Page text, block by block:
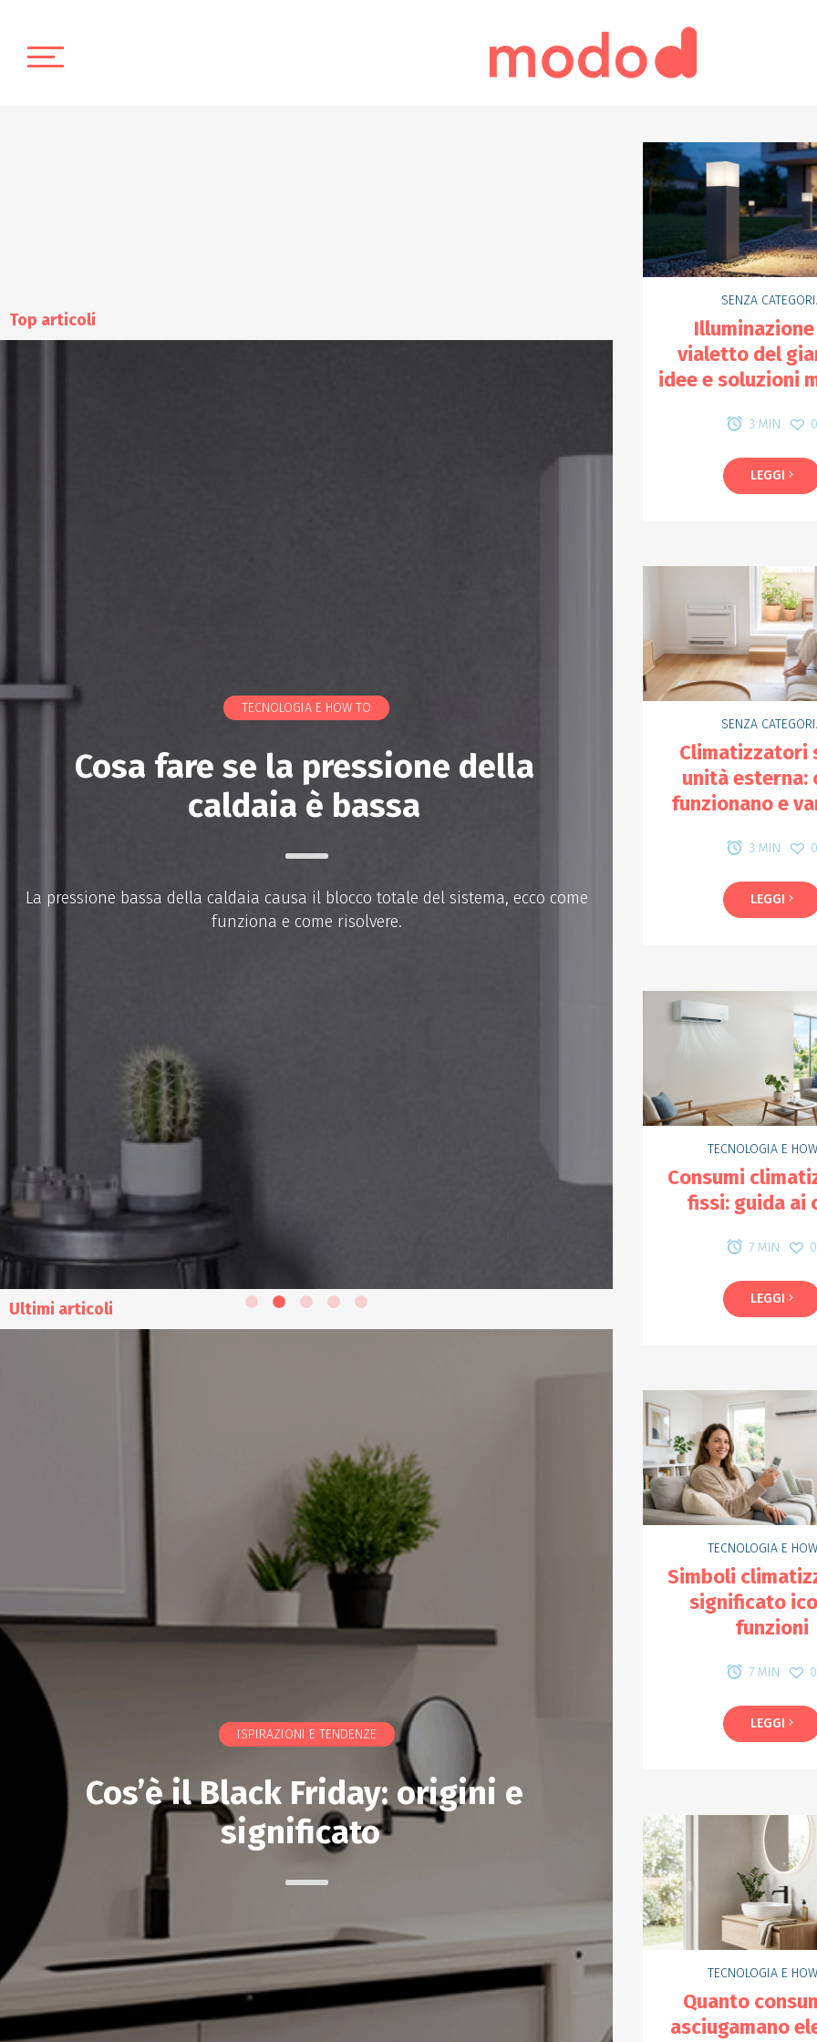
Top articoli
TECNOLOGIA E HOW TO
Cosa fare se la pressione della
caldaia è bassa
La pressione bassa della caldaia causa il blocco totale del sistema, ecco come
funziona e come risolvere.
Come
La pressione alta della
Ultimi articoli
ISPIRAZIONI E TENDENZE
Cos’è il Black Friday: origini e
significato
SENZA
vialetto del
idee e soluzioni
3 MIN 0
LEGGI
SENZA
Climatizzatori
unità esterna:
funzionano e
3 MIN 0
LEGGI
TECNOLOGIA E
Consumi
fissi: guida ai
7 MIN 0
LEGGI
TECNOLOGIA E
Simboli
significato
funzioni
7 MIN 0
LEGGI
TECNOLOGIA E
Quanto
asciugamano